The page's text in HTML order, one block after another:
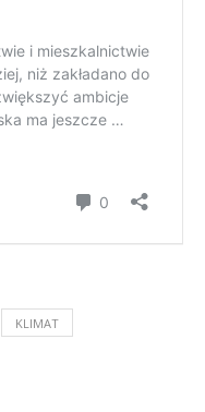
KLIMAT